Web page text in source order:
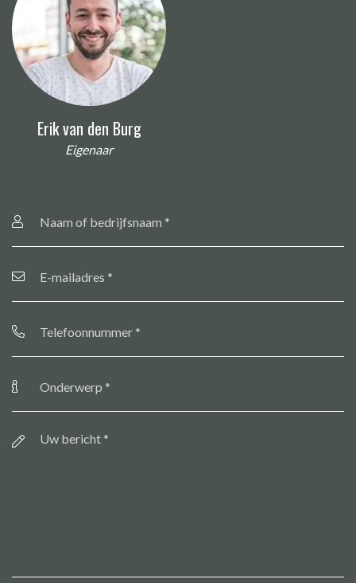
Erik van den Burg
Eigenaar
of
mailadres *